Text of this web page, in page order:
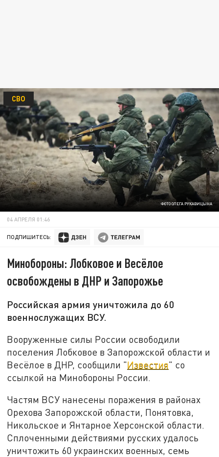
ФОТО ОЛЕГА РУКАВИЦЫНА
СВО
04 АПРЕЛЯ 01:46
ПОДПИШИТЕСЬ:
Минобороны: Лобковое и Весёлое
освобождены в ДНР и Запорожье
Российская армия уничтожила до 60
военнослужащих ВСУ.
Вооруженные силы России освободили
поселения Лобковое в Запорожской области и
Весёлое в ДНР, сообщили "Известия" со
ссылкой на Минобороны России.
Частям ВСУ нанесены поражения в районах
Орехова Запорожской области, Понятовка,
Никольское и Янтарное Херсонской области.
Сплоченными действиями русских удалось
уничтожить 60 украинских военных, семь